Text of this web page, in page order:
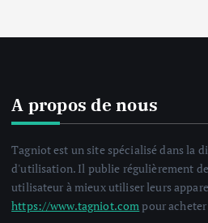
A propos de nous
Tagniot est un site spécialisé dans la
d'utilisation. Il publie régulièrement
utilisateur à mieux utiliser leurs
https://www.tagniot.com pour